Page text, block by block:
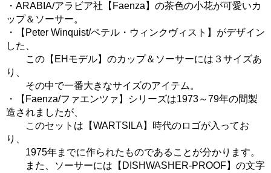
・ARABIA/アラビア社【Faenza】の茶色の小花が可愛いカ
ップ＆ソーサー。
・【Peter Winquist/ペテル・ウィンクヴィスト】がデザイン
した、
この【EHモデル】のカップ＆ソーサーには３サイズあ
り、
その中で一番大きなサイズのアイテム。
・【Faenza/ファエンツァ】シリーズは1973～79年の間製
造されましたが、
このセットは【WARTSILA】時代のロゴが入ってお
り、
1975年までに作られたものであることが分かります。
また、ソーサーには【DISHWASHER-PROOF】の文字